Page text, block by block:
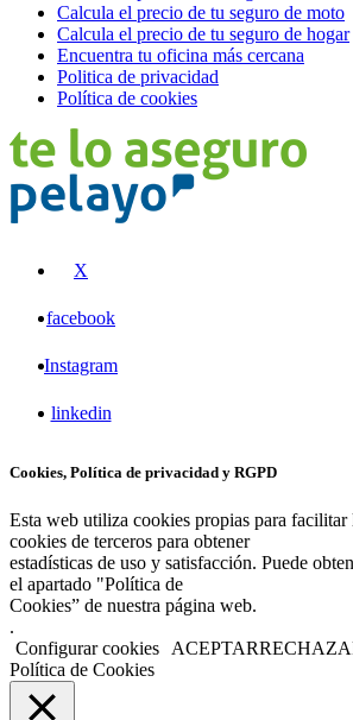
Calcula el precio de tu seguro de moto
Calcula el precio de tu seguro de hogar
Encuentra tu oficina más cercana
Politica de privacidad
Política de cookies
X
facebook
Instagram
linkedin
Cookies, Política de privacidad y RGPD
Esta web utiliza cookies propias para facilitar
cookies de terceros para obtener
estadísticas de uso y satisfacción. Puede
el apartado "Política de
Cookies” de nuestra página web.
.
Configurar cookies
ACEPTAR
Política de Cookies